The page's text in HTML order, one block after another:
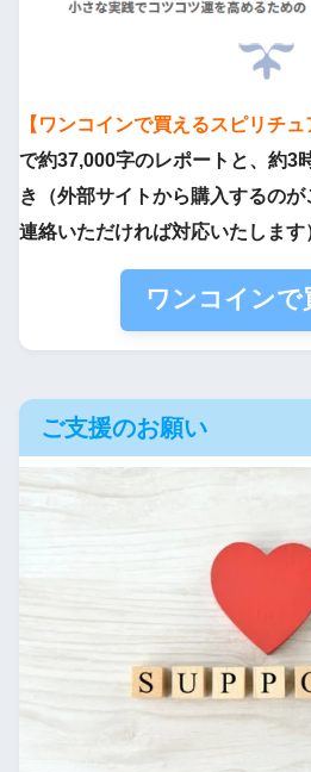
【ワンコインで買えるスピリチュ
で約37,000字のレポートと、約3
き（外部サイトから購入するの
連絡いただければ対応いたします
ワンコインで
ご支援のお願い